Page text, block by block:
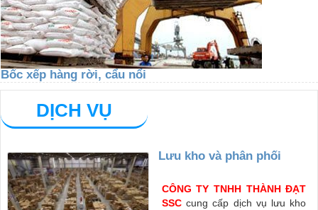
Bốc xếp hàng rời, cẩu nổi
DỊCH VỤ
Lưu kho và phân phối
CÔNG TY TNHH THÀNH ĐẠT
SSCcung cấp dịch vụ lưu kho